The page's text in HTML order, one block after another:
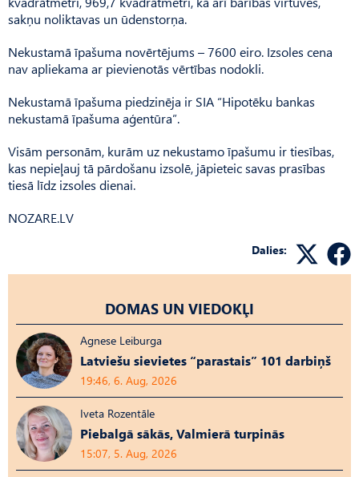
sakņu noliktavas un ūdenstorņa.
Nekustamā īpašuma novērtējums – 7600 eiro. Izsoles cena
nav apliekama ar pievienotās vērtības nodokli.
Nekustamā īpašuma piedzinēja ir SIA “Hipotēku bankas
nekustamā īpašuma aģentūra”.
Visām personām, kurām uz nekustamo īpašumu ir tiesības,
kas nepieļauj tā pārdošanu izsolē, jāpieteic savas prasības
tiesā līdz izsoles dienai.
NOZARE.LV
Dalies:
DOMAS UN VIEDOKĻI
Agnese Leiburga
Latviešu sievietes “parastais” 101 darbiņš
19:46, 6. Aug, 2026
Iveta Rozentāle
Piebalgā sākās, Valmierā turpinās
15:07, 5. Aug, 2026